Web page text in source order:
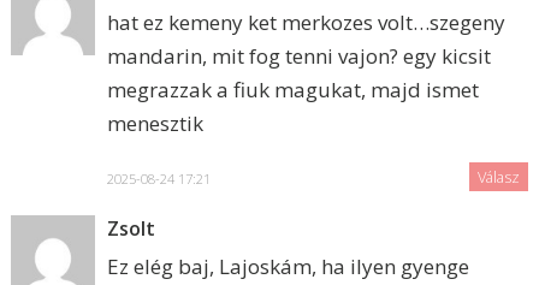
hat ez kemeny ket merkozes volt…szegeny
mandarin, mit fog tenni vajon? egy kicsit
megrazzak a fiuk magukat, majd ismet
menesztik
2025-08-24 17:21 Válasz
Zsolt
Ez elég baj, Lajoskám, ha ilyen gyenge